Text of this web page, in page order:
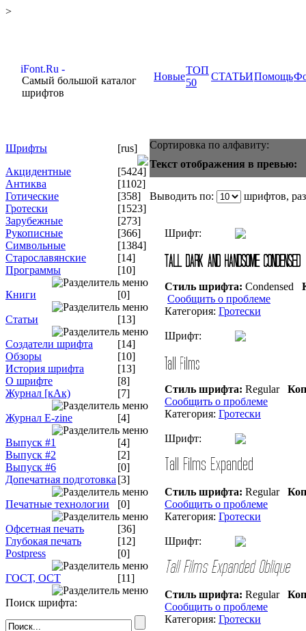
>
Самый большой каталог
шрифтов
Новые
ТОП
50
СТАТЬИПомощь
Шрифты
[rus]
Акцидентные
[5424]
Антиква
[1102]
Готические
[358]
Гротески
[1523]
Зарубежные
[273]
Рукописные
[366]
Символьные
[1384]
Старославянские
[14]
Программы
[10]
Книги [0]
Статьи [13]
Создатели шрифта
[14]
Обзоры
[10]
История шрифта
[13]
О шрифте
[8]
Журнал [кАк)
[7]
Журнал E-zine [4]
Выпуск #1
[4]
Выпуск #2
[2]
Выпуск #6
[0]
Допечатная подготовка [3]
Печатные технологии [0]
Офсетная печать
[36]
Глубокая печать
[12]
Postpress
[0]
ГОСТ, ОСТ [11]
Поиск шрифта:
Сортировка по алфавиту:
Текст отображения в превью:
Выводить по: шрифтов,
Шрифт:
Стиль шрифта: Condensed
Сообщить о проблеме
Категория: Гротески
Шрифт:
Стиль шрифта: Regular
Сообщить о проблеме
Категория: Гротески
Шрифт:
Стиль шрифта: Regular
Сообщить о проблеме
Категория: Гротески
Шрифт:
Стиль шрифта: Regular
Сообщить о проблеме
Категория: Гротески